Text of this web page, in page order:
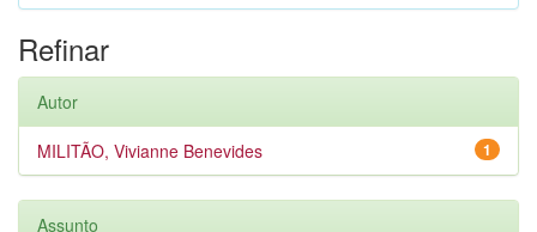
Refinar
Autor
1
MILITÃO, Vivianne Benevides
Assunto